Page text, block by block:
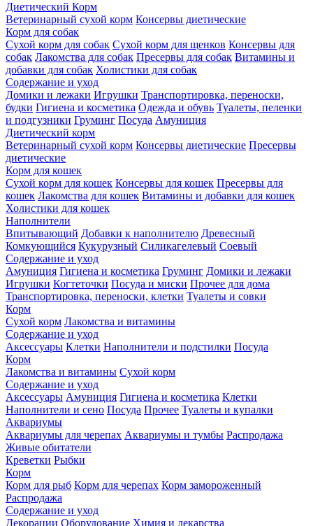
Диетический Корм
Ветеринарный сухой корм Консервы диетические
Корм для собак
Сухой корм для собак Сухой корм для щенков Консервы для
собак Лакомства для собак Пресервы для собак Витамины и
добавки для собак Холистики для собак
Содержание и уход
Домики и лежаки Игрушки Транспортировка, переноски,
будки Гигиена и косметика Одежда и обувь Туалеты, пеленки
и подгузники Груминг Посуда Амуниция
Диетический корм
Ветеринарный сухой корм Консервы диетические Пресервы
диетические
Корм для кошек
Сухой корм для кошек Консервы для кошек Пресервы для
кошек Лакомства для кошек Витамины и добавки для кошек
Холистики для кошек
Наполнители
Впитывающий Добавки к наполнителю Древесный
Комкующийся Кукурузный Силикагелевый Соевый
Содержание и уход
Амуниция Гигиена и косметика Груминг Домики и лежаки
Игрушки Когтеточки Посуда и миски Прочее для дома
Транспортировка, переноски, клетки Туалеты и совки
Корм
Сухой корм Лакомства и витамины
Содержание и уход
Аксессуары Клетки Наполнители и подстилки Посуда
Корм
Лакомства и витамины Сухой корм
Содержание и уход
Аксессуары Амуниция Гигиена и косметика Клетки
Наполнители и сено Посуда Прочее Туалеты и купалки
Аквариумы
Аквариумы для черепах Аквариумы и тумбы Распродажа
Живые обитатели
Креветки Рыбки
Корм
Корм для рыб Корм для черепах Корм замороженный
Распродажа
Содержание и уход
Декорации Оборудование Химия и лекарства